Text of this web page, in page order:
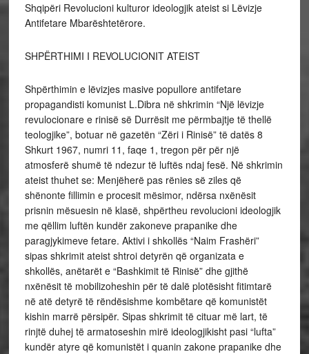
Shqipëri Revolucioni kulturor ideologjik ateist si Lëvizje
Antifetare Mbarështetërore.
SHPËRTHIMI I REVOLUCIONIT ATEIST
Shpërthimin e lëvizjes masive popullore antifetare
propagandisti komunist L.Dibra në shkrimin “Një lëvizje
revulocionare e rinisë së Durrësit me përmbajtje të thellë
teologjike”, botuar në gazetën “Zëri i Rinisë” të datës 8
Shkurt 1967, numri 11, faqe 1, tregon për për një
atmosferë shumë të ndezur të luftës ndaj fesë. Në shkrimin
ateist thuhet se: Menjëherë pas rënies së ziles që
shënonte fillimin e procesit mësimor, ndërsa nxënësit
prisnin mësuesin në klasë, shpërtheu revolucioni ideologjik
me qëllim luftën kundër zakoneve prapanike dhe
paragjykimeve fetare. Aktivi i shkollës “Naim Frashëri”
sipas shkrimit ateist shtroi detyrën që organizata e
shkollës, anëtarët e “Bashkimit të Rinisë” dhe gjithë
nxënësit të mobilizoheshin për të dalë plotësisht fitimtarë
në atë detyrë të rëndësishme kombëtare që komunistët
kishin marrë përsipër. Sipas shkrimit të cituar më lart, të
rinjtë duhej të armatoseshin mirë ideologjikisht pasi “lufta”
kundër atyre që komunistët i quanin zakone prapanike dhe